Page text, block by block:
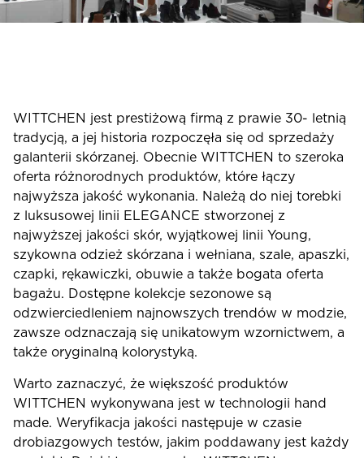
WITTCHEN jest prestiżową firmą z prawie 30- letnią
tradycją, a jej historia rozpoczęła się od sprzedaży
galanterii skórzanej. Obecnie WITTCHEN to szeroka
oferta różnorodnych produktów, które łączy
najwyższa jakość wykonania. Należą do niej torebki
z luksusowej linii ELEGANCE stworzonej z
najwyższej jakości skór, wyjątkowej linii Young,
szykowna odzież skórzana i wełniana, szale, apaszki,
czapki, rękawiczki, obuwie a także bogata oferta
bagażu. Dostępne kolekcje sezonowe są
odzwierciedleniem najnowszych trendów w modzie,
zawsze odznaczają się unikatowym wzornictwem, a
także oryginalną kolorystyką.
Warto zaznaczyć, że większość produktów
WITTCHEN wykonywana jest w technologii hand
made. Weryfikacja jakości następuje w czasie
drobiazgowych testów, jakim poddawany jest każdy